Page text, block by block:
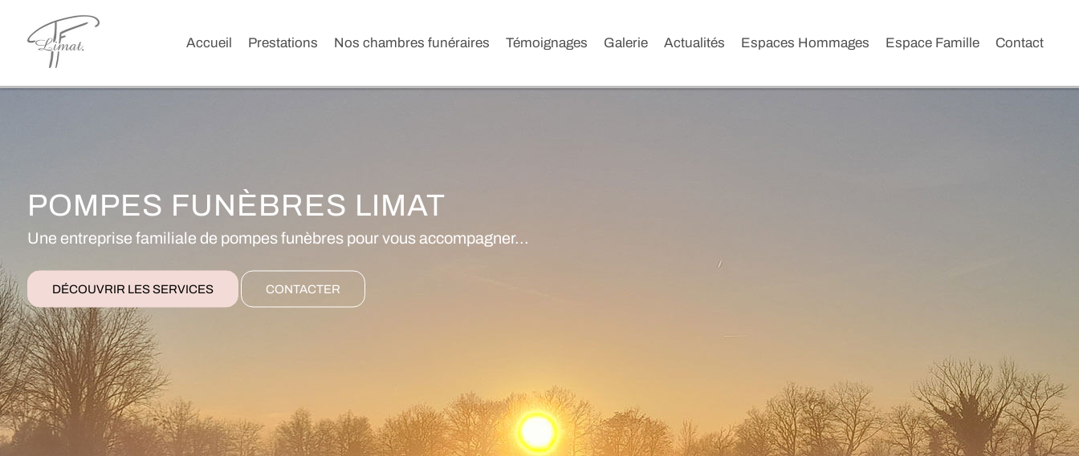
Accueil Prestations Nos chambres funéraires Témoignages Galerie Actualités Espaces Hommages Espace Famille Contact
POMPES FUNÈBRES LIMAT
Une entreprise familiale de pompes funèbres pour vous accompagner...
DÉCOUVRIR LES SERVICES CONTACTER